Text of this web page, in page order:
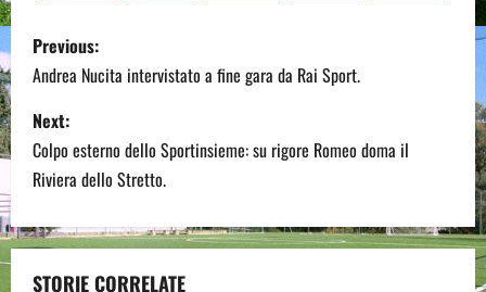
P
o
s
t
n
a
Previous:
Andrea Nucita intervistato a fine gara da Rai Sport.
Next:
Colpo esterno dello Sportinsieme: su rigore Romeo doma il
Riviera dello Stretto.
STORIE CORRELATE